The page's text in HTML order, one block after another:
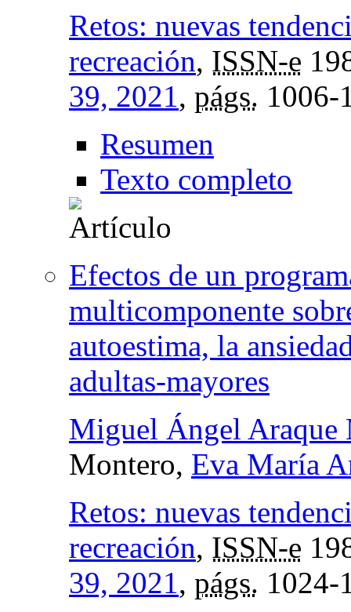
Retos: nuevas
recreación, ISSN-e
39, 2021, págs. 1006-
Resumen
Texto completo
Efectos de un
multicomponente
autoestima, la
adultas-mayores
Miguel Ángel Araque
Montero, Eva María
Retos: nuevas
recreación, ISSN-e
39, 2021, págs. 1024-